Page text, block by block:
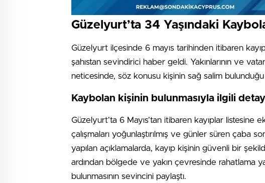
Güzelyurt’ta 34 Yaşındaki
Güzelyurt ilçesinde 6 mayıs tarihinden itibaren
şahıstan sevindirici haber geldi. Yakınlarının ve
neticesinde, söz konusu kişinin sağ salim bulunduğu
Kaybolan kişinin bulunmasıyla ilgili
Güzelyurt’ta 6 Mayıs’tan itibaren kayıplar listesine
çalışmaları yoğunlaştırılmış ve günler süren çaba
yapılan açıklamalarda, kayıp kişinin güvenli bir
ardından bölgede ve yakın çevresinde rahatlama
bulunmasının sevincini paylaştı.